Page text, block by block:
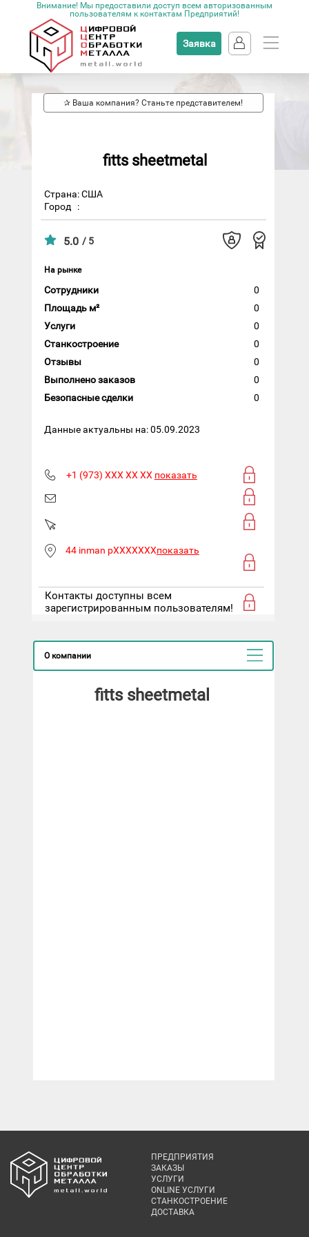
Внимание! Мы предоставили доступ всем авторизованным
пользователям к контактам Предприятий!
Заявка
✰ Ваша компания? Станьте представителем!
fitts sheetmetal
Страна: США
Город
:
5.0 / 5
На рынке
Сотрудники
0
Площадь м²
0
Услуги
0
Станкостроение
0
Отзывы
0
Выполнено заказов
0
Безопасные сделки
0
Данные актуальны на: 05.09.2023
+1 (973) XXX XX XX показать
44 inman pXXXXXXXпоказать
Контакты доступны всем
зарегистрированным пользователям!
О компании
fitts sheetmetal
ПРЕДПРИЯТИЯ
ЗАКАЗЫ
УСЛУГИ
ONLINE УСЛУГИ
СТАНКОСТРОЕНИЕ
ДОСТАВКА